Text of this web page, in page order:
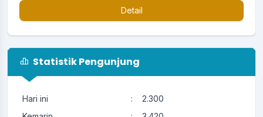
Detail
Statistik Pengunjung
Hari ini :
2.300